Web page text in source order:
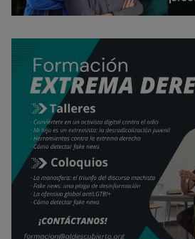
.
Rechazar cookies